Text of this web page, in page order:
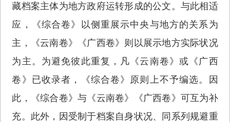
藏档案主体为地方政府运转形成的公文。与此相适
应，《综合卷》以侧重展示中央与地方的关系为
主，《云南卷》《广西卷》则以展示地方实际状况
为主。为避免彼此重复，凡《云南卷》或《广西
卷》已收录者，《综合卷》原则上不予编选。因
此，《综合卷》与《云南卷》《广西卷》可互为补
充。此外，因受制于档案自身状况、同系列规避重